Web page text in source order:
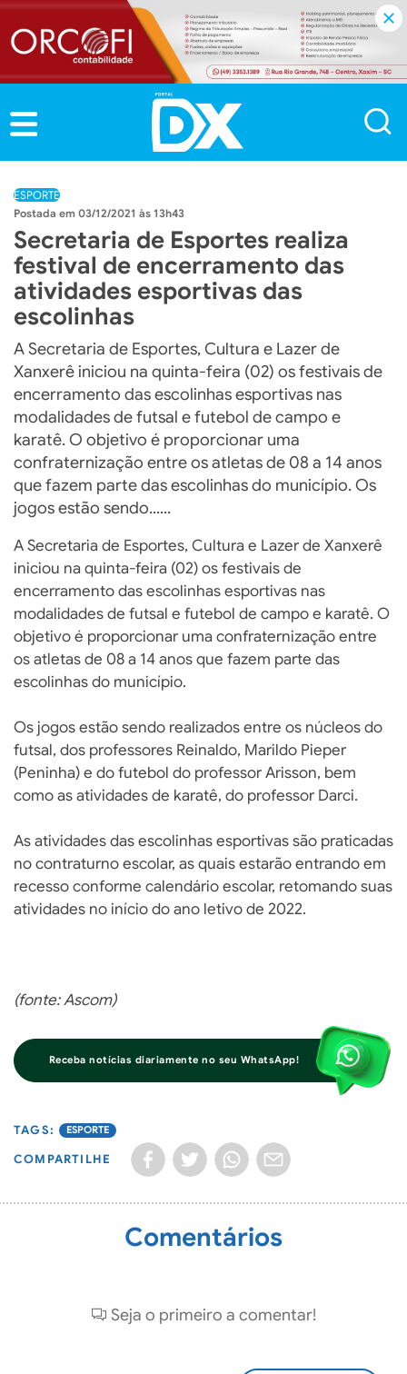
ESPORTE
03/12/2021 às 13h43
Secretaria de Esportes realiza
festival de encerramento das
atividades esportivas das
escolinhas
A Secretaria de Esportes, Cultura e Lazer de
Xanxerê iniciou na quinta-feira (02) os festivais de
encerramento das escolinhas esportivas nas
modalidades de futsal e futebol de campo e
karatê. O objetivo é proporcionar uma
confraternização entre os atletas de 08 a 14 anos
que fazem parte das escolinhas do município. Os
jogos estão sendo......
A Secretaria de Esportes, Cultura e Lazer de Xanxerê
iniciou na quinta-feira (02) os festivais de
encerramento das escolinhas esportivas nas
modalidades de futsal e futebol de campo e karatê. O
objetivo é proporcionar uma confraternização entre
os atletas de 08 a 14 anos que fazem parte das
escolinhas do município.
Os jogos estão sendo realizados entre os núcleos do
futsal, dos professores Reinaldo, Marildo Pieper
(Peninha) e do futebol do professor Arisson, bem
como as atividades de karatê, do professor Darci.
As atividades das escolinhas esportivas são praticadas
no contraturno escolar, as quais estarão entrando em
recesso conforme calendário escolar, retomando suas
atividades no início do ano letivo de 2022.
(fonte: Ascom)
Receba notícias diariamente no seu WhatsApp!
ESPORTE
COMPARTILHE
Comentários
Seja o primeiro a comentar!